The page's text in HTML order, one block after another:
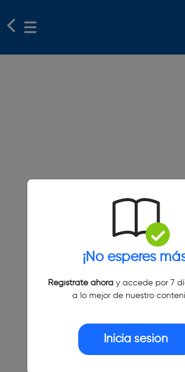
¡No esperes
Regístrate ahoray accede por 7
a lo mejor de nuestro
Inicia sesión